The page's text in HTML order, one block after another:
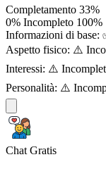
Completamento 33%
0% Incompleto 100%
Informazioni di base:
Aspetto fisico: ⚠️
Interessi: ⚠️
Personalità: ⚠️
Chat Gratis